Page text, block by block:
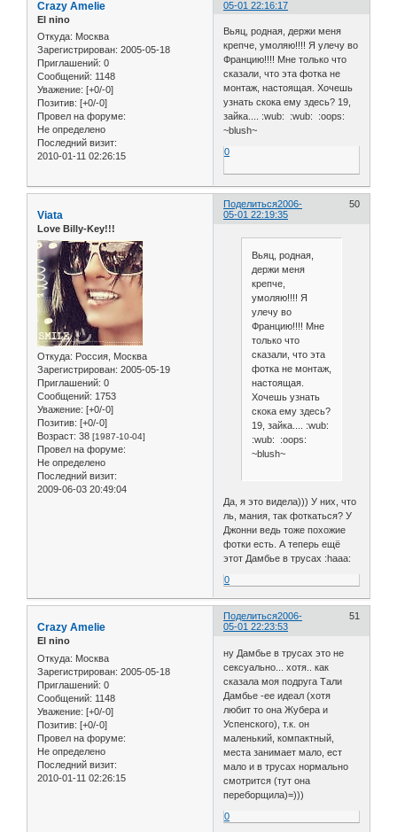
05-01 22:16:17
Crazy Amelie
El nino
Откуда: Москва
Зарегистрирован: 2005-05-18
Приглашений: 0
Сообщений: 1148
Уважение: [+0/-0]
Позитив: [+0/-0]
Провел на форуме:
Не определено
Последний визит:
2010-01-11 02:26:15
Вьяц, родная, держи меня
крепче, умоляю!!!! Я улечу во
Францию!!!! Мне только что
сказали, что эта фотка не
монтаж, настоящая. Хочешь
узнать скока ему здесь? 19,
зайка.... :wub: :wub: :oops:
~blush~
0
Поделиться 50
2006-
05-01 22:19:35
Viata
Love Billy-Key!!!
Откуда: Россия, Москва
Зарегистрирован: 2005-05-19
Приглашений: 0
Сообщений: 1753
Уважение: [+0/-0]
Позитив: [+0/-0]
Возраст: 38 [1987-10-04]
Провел на форуме:
Не определено
Последний визит:
2009-06-03 20:49:04
Вьяц, родная,
держи меня
крепче,
умоляю!!!! Я
улечу во
Францию!!!! Мне
только что
сказали, что эта
фотка не монтаж,
настоящая.
Хочешь узнать
скока ему здесь?
19, зайка.... :wub:
:wub: :oops:
~blush~
Да, я это видела))) У них, что
ль, мания, так фоткаться? У
Джонни ведь тоже похожие
фотки есть. А теперь ещё
этот Дамбье в трусах :haaa:
0
Поделиться 51
2006-
05-01 22:23:53
Crazy Amelie
El nino
Откуда: Москва
Зарегистрирован: 2005-05-18
Приглашений: 0
Сообщений: 1148
Уважение: [+0/-0]
Позитив: [+0/-0]
Провел на форуме:
Не определено
Последний визит:
2010-01-11 02:26:15
ну Дамбье в трусах это не
сексуально... хотя.. как
сказала моя подруга Тали
Дамбье -ее идеал (хотя
любит то она Жубера и
Успенского), т.к. он
маленький, компактный,
места занимает мало, ест
мало и в трусах нормально
смотрится (тут она
переборщила)=)))
0